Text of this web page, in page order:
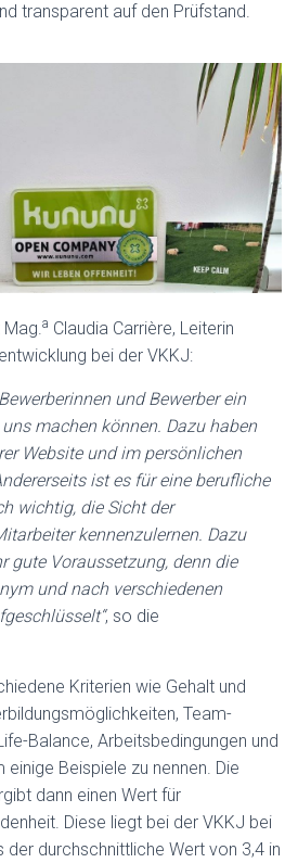
transparent auf den Prüfstand.
Mag.a Claudia Carrière, Leiterin
bei der VKKJ:
und Bewerber ein
machen können. Dazu haben
Website und im persönlichen
ist es für eine berufliche
wichtig, die Sicht der
kennenzulernen. Dazu
gute Voraussetzung, denn die
und nach verschiedenen
, so die
Kriterien wie Gehalt und
Team-
Balance, Arbeitsbedingungen und
einige Beispiele zu nennen. Die
dann einen Wert für
Diese liegt bei der VKKJ bei
der durchschnittliche Wert von 3,4 in